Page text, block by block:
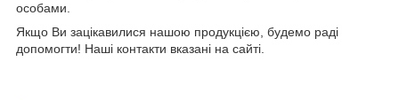
особами.
Якщо Ви зацікавилися нашою продукцією, будемо раді
допомогти! Наші контакти вказані на сайті.